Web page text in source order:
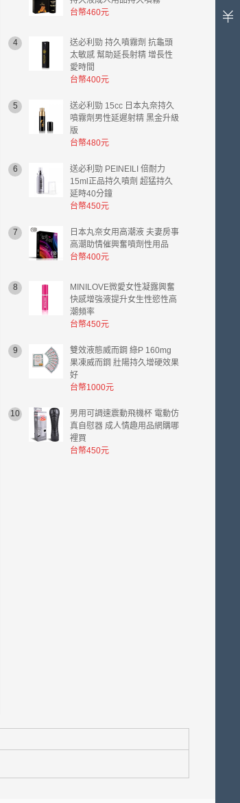
台幣460元
4
送必利勁 持久噴霧劑 抗龜頭
太敏感 幫助延長射精 增長性
愛時間
台幣400元
5
送必利勁 15cc 日本丸奈持久
噴霧劑男性延遲射精 黑金升級
版
台幣480元
6
送必利勁 PEINEILI 倍耐力
15ml正品持久噴劑 超猛持久
延時40分鐘
台幣450元
7
日本丸奈女用高潮液 夫妻房事
高潮助情催興奮噴劑性用品
台幣400元
8
MINILOVE微愛女性凝露興奮
快感增強液提升女生性慾性高
潮頻率
台幣450元
9
雙效液態威而鋼 綠P 160mg
果凍威而鋼 壯陽持久增硬效果
好
台幣1000元
10
男用可調速震動飛機杯 電動仿
真自慰器 成人情趣用品網購哪
裡買
台幣450元
0
件